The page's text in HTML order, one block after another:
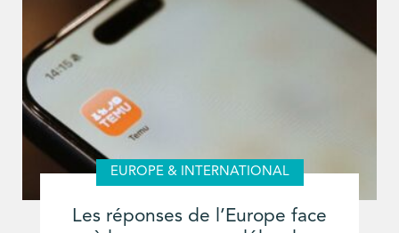
EUROPE & INTERNATIONAL
Les réponses de l’Europe face